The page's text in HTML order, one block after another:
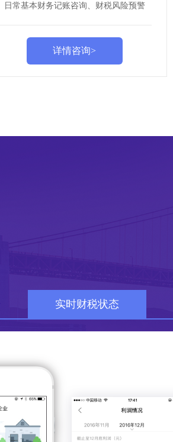
日常基本财务记账咨询、财税风险预警
详情咨询>
实时财税状态